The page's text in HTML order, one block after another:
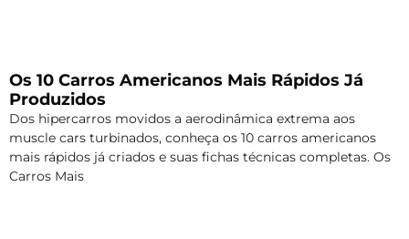
Os 10 Carros Americanos Mais Rápidos Já
Produzidos
Dos hipercarros movidos a aerodinâmica extrema aos
muscle cars turbinados, conheça os 10 carros americanos
mais rápidos já criados e suas fichas técnicas completas. Os
Carros Mais